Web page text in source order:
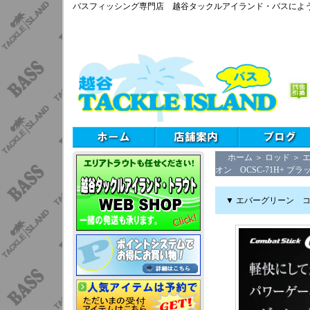
バスフィッシング専門店 越谷タックルアイランド・バスによ
ホーム ＞ ロッド ＞
オン OCSC-71H+ ブラ
▼ エバーグリーン コ